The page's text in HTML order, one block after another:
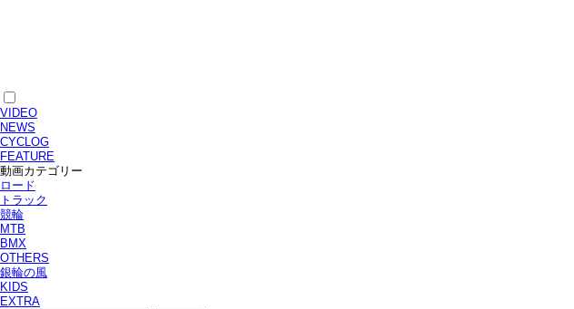
VIDEO
NEWS
CYCLOG
FEATURE
動画カテゴリー
ロード
トラック
競輪
MTB
BMX
OTHERS
銀輪の風
KIDS
EXTRA